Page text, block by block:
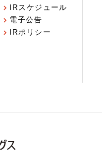
IRスケジュール
電子公告
IRポリシー